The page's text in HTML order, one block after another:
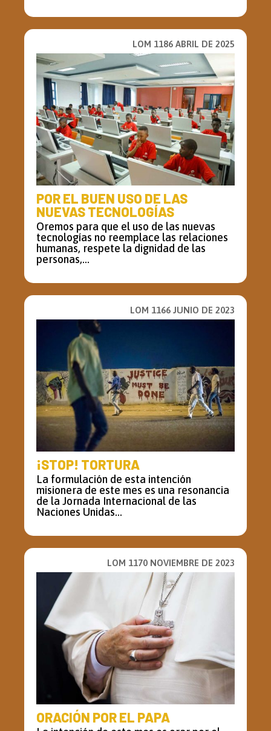
LOM 1186 ABRIL DE 2025
POR EL BUEN USO DE LAS
NUEVAS TECNOLOGÍAS
Oremos para que el uso de las nuevas
tecnologías no reemplace las relaciones
humanas, respete la dignidad de las
personas,...
LOM 1166 JUNIO DE 2023
¡STOP! TORTURA
La formulación de esta intención
misionera de este mes es una resonancia
de la Jornada Internacional de las
Naciones Unidas...
LOM 1170 NOVIEMBRE DE 2023
ORACIÓN POR EL PAPA